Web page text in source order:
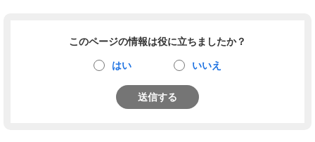
このページの情報は役に立ちましたか？
はい いいえ
送信する